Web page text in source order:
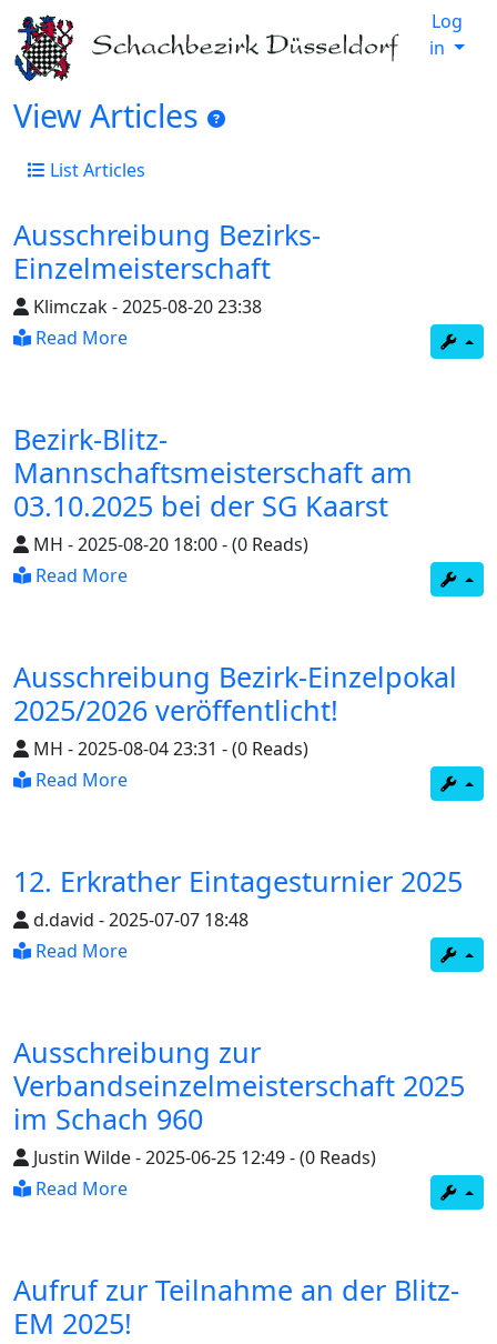
Log
in
View Articles
List Articles
Ausschreibung Bezirks-
Einzelmeisterschaft
Klimczak-2025-08-20 23:38
Read More
Bezirk-Blitz-
Mannschaftsmeisterschaft am
03.10.2025 bei der SG Kaarst
MH -2025-08-20 18:00-(0 Reads)
Read More
Ausschreibung Bezirk-Einzelpokal
2025/2026 veröffentlicht!
MH -2025-08-04 23:31 -(0 Reads)
Read More
12. Erkrather Eintagesturnier 2025
d.david -2025-07-07 18:48
Read More
Ausschreibung zur
Verbandseinzelmeisterschaft 2025
im Schach 960
Justin Wilde-2025-06-25 12:49-(0 Reads)
Read More
Aufruf zur Teilnahme an der Blitz-
EM 2025!